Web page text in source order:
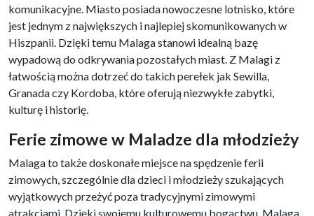
komunikacyjne. Miasto posiada nowoczesne lotnisko, które
jest jednym z największych i najlepiej skomunikowanych w
Hiszpanii. Dzięki temu Malaga stanowi idealną bazę
wypadową do odkrywania pozostałych miast. Z Malagi z
łatwością można dotrzeć do takich perełek jak Sewilla,
Granada czy Kordoba, które oferują niezwykłe zabytki,
kulturę i historię.
Ferie zimowe w Maladze dla młodzieży
Malaga to także doskonałe miejsce na spędzenie ferii
zimowych, szczególnie dla dzieci i młodzieży szukających
wyjątkowych przeżyć poza tradycyjnymi zimowymi
atrakcjami. Dzięki swojemu kulturowemu bogactwu, Malaga